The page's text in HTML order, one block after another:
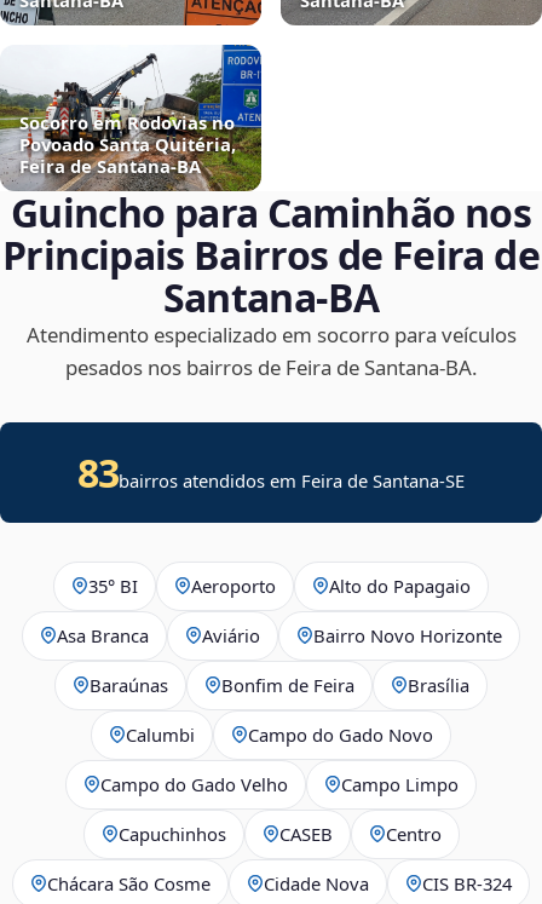
Socorro em Rodovias no
Povoado Santa Quitéria,
Feira de Santana‑BA
Guincho para Caminhão nos
Principais Bairros de Feira de
Santana‑BA
Atendimento especializado em socorro para veículos
pesados nos bairros de Feira de Santana‑BA.
83bairros atendidos em Feira de Santana-SE
35° BI Aeroporto Alto do Papagaio
Asa Branca Aviário Bairro Novo Horizonte
Baraúnas Bonfim de Feira Brasília
Calumbi Campo do Gado Novo
Campo do Gado Velho Campo Limpo
Capuchinhos CASEB Centro
Chácara São Cosme Cidade Nova CIS BR‑324